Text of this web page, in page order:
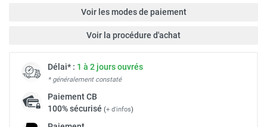
Voir les modes de paiement
Voir la procédure d'achat
Délai* : 1 à 2 jours ouvrés
* généralement constaté
PaiementCB
100% sécurisé (+ d'infos)